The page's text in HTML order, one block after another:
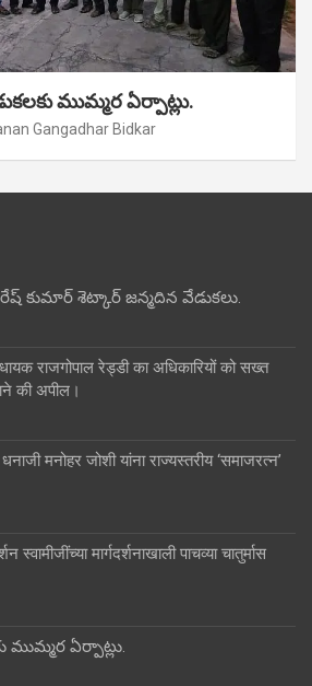
ముమ్మర ఏర్పాట్లు.
Gangadhar Bidkar
కుమార్ శెట్కార్ జన్మదిన వేడుకలు.
राजगोपाल रेड्डी का अधिकारियों को सख्त
की अपील।
मनोहर जोशी यांना राज्यस्तरीय ‘समाजरत्न’
स्वामीजींच्या मार्गदर्शनाखाली पाचव्या चातुर्मास
ఏర్పాట్లు.